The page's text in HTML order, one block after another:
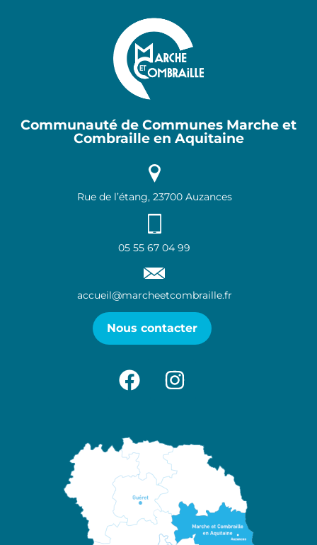
Communauté de Communes Marche et
Combraille en Aquitaine
Rue de l’étang, 23700 Auzances
05 55 67 04 99
accueil@marcheetcombraille.fr
Nous contacter